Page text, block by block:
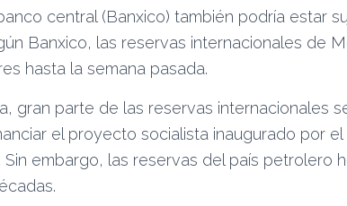
central (Banxico) también podría estar
Banxico, las reservas internacionales de
hasta la semana pasada.
gran parte de las reservas internacionales
el proyecto socialista inaugurado por
embargo, las reservas del país petrolero